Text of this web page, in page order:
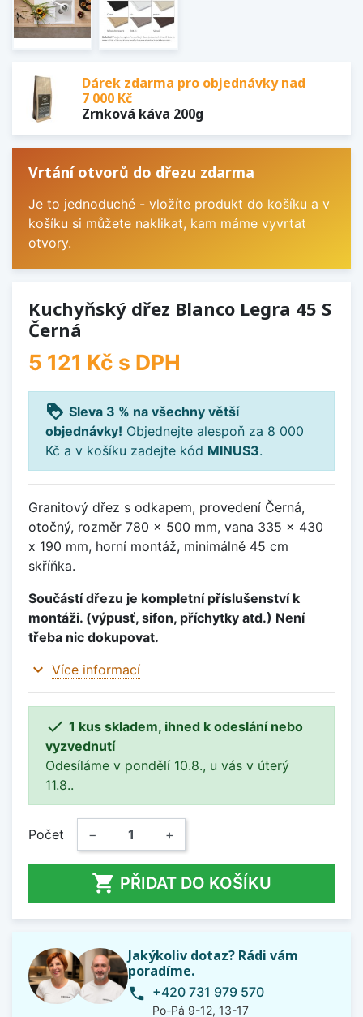
Dárek zdarma pro objednávky nad
7 000 Kč
Zrnková káva 200g
Vrtání otvorů do dřezu zdarma
Je to jednoduché - vložíte produkt do košíku a v
košíku si můžete naklikat, kam máme vyvrtat
otvory.
Kuchyňský dřez Blanco Legra 45 S
Černá
5 121 Kč s DPH
loyalty Sleva 3 % na všechny větší
objednávky! Objednejte alespoň za 8 000
Kč a v košíku zadejte kód MINUS3.
Granitový dřez s odkapem, provedení Černá,
otočný, rozměr 780 x 500 mm, vana 335 x 430
x 190 mm, horní montáž, minimálně 45 cm
skříňka.
Součástí dřezu je kompletní příslušenství k
montáži. (výpusť, sifon, příchytky atd.) Není
třeba nic dokupovat.
expand_more Více informací
 1 kus skladem, ihned k odeslání nebo
vyzvednutí
Odesíláme v pondělí 10.8., u vás v úterý
11.8..
Počet − +
 PŘIDAT DO KOŠÍKU
Jakýkoliv dotaz? Rádi vám
poradíme.
phone +420 731 979 570
Po-Pá 9-12, 13-17